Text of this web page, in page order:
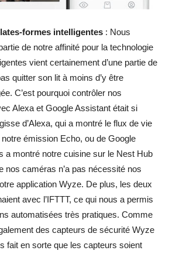
formes intelligentes : Nous
de notre affinité pour la technologie
vient certainement d’une partie de
quitter son lit à moins d’y être
C’est pourquoi contrôler nos
Alexa et Google Assistant était si
d’Alexa, qui a montré le flux de vie
émission Echo, ou de Google
a montré notre cuisine sur le Nest Hub
nos caméras n’a pas nécessité nos
application Wyze. De plus, les deux
avec l’IFTTT, ce qui nous a permis
automatisées très pratiques. Comme
des capteurs de sécurité Wyze
fait en sorte que les capteurs soient